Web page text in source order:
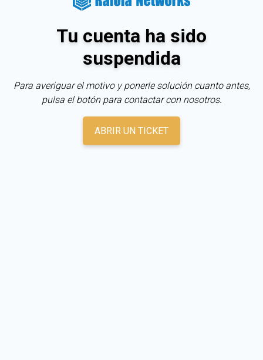
Tu cuenta ha sido
suspendida
Para averiguar el motivo y ponerle solución cuanto antes,
pulsa el botón para contactar con nosotros.
ABRIR UN TICKET